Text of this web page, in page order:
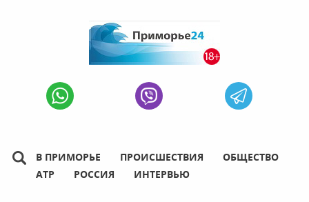
В ПРИМОРЬЕ ПРОИСШЕСТВИЯ
ОБЩЕСТВО
АТР
РОССИЯ ИНТЕРВЬЮ